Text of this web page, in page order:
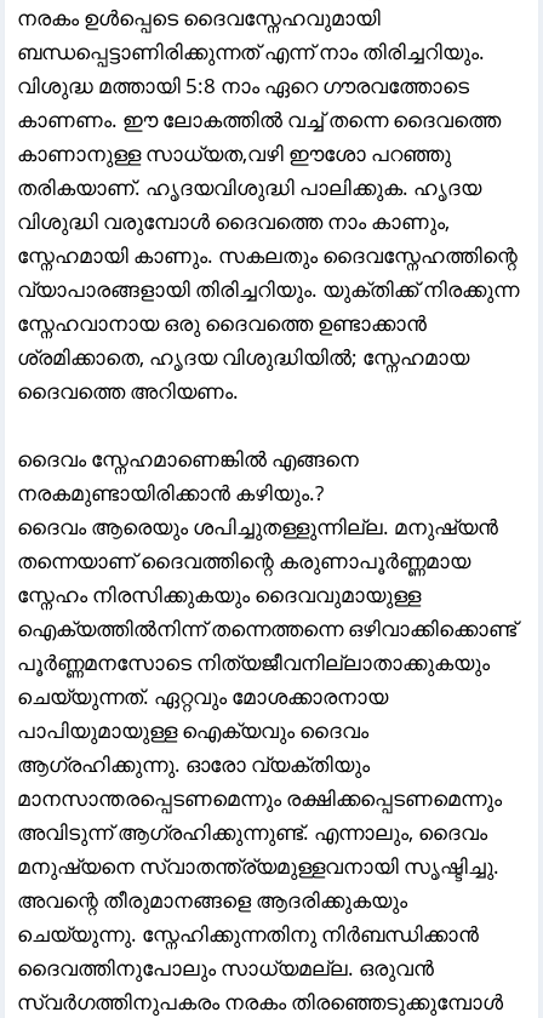
നരകം ഉൾപ്പെടെ ദൈവസ്നേഹവുമായി
ബന്ധപ്പെട്ടാണിരിക്കുന്നത് എന്ന് നാം തിരിച്ചറിയും.
വിശുദ്ധ മത്തായി 5:8 നാം ഏറെ ഗൗരവത്തോടെ
കാണണം. ഈ ലോകത്തിൽ വച്ച് തന്നെ ദൈവത്തെ
കാണാനുള്ള സാധ്യത,വഴി ഈശോ പറഞ്ഞു
തരികയാണ്. ഹൃദയവിശുദ്ധി പാലിക്കുക. ഹൃദയ
വിശുദ്ധി വരുമ്പോൾ ദൈവത്തെ നാം കാണും,
സ്നേഹമായി കാണും. സകലതും ദൈവസ്നേഹത്തിന്റെ
വ്യാപാരങ്ങളായി തിരിച്ചറിയും. യുക്തിക്ക് നിരക്കുന്ന
സ്നേഹവാനായ ഒരു ദൈവത്തെ ഉണ്ടാക്കാൻ
ശ്രമിക്കാതെ, ഹൃദയ വിശുദ്ധിയിൽ; സ്നേഹമായ
ദൈവത്തെ അറിയണം.
ദൈവം സ്നേഹമാണെങ്കിൽ എങ്ങനെ
നരകമുണ്ടായിരിക്കാൻ കഴിയും.?
ദൈവം ആരെയും ശപിച്ചുതള്ളുന്നില്ല. മനുഷ്യൻ
തന്നെയാണ് ദൈവത്തിന്റെ കരുണാപൂർണ്ണമായ
സ്നേഹം നിരസിക്കുകയും ദൈവവുമായുള്ള
ഐക്യത്തിൽനിന്ന് തന്നെത്തന്നെ ഒഴിവാക്കിക്കൊണ്ട്‌
പൂർണ്ണമനസോടെ നിത്യജീവനില്ലാതാക്കുകയും
ചെയ്യുന്നത്‌. ഏറ്റവും മോശക്കാരനായ
പാപിയുമായുള്ള ഐക്യവും ദൈവം
ആഗ്രഹിക്കുന്നു. ഓരോ വ്യക്തിയും
മാനസാന്തരപ്പെടണമെന്നും രക്ഷിക്കപ്പെടണമെന്നും
അവിടുന്ന് ആഗ്രഹിക്കുന്നുണ്ട്‌. എന്നാലും, ദൈവം
മനുഷ്യനെ സ്വാതന്ത്ര്യമുള്ളവനായി സൃഷ്ടിച്ചു.
അവന്റെ തീരുമാനങ്ങളെ ആദരിക്കുകയും
ചെയ്യുന്നു. സ്നേഹിക്കുന്നതിനു നിർബന്ധിക്കാൻ
ദൈവത്തിനുപോലും സാധ്യമല്ല. ഒരുവൻ
സ്വർഗത്തിനുപകരം നരകം തിരഞ്ഞെടുക്കുമ്പോൾ